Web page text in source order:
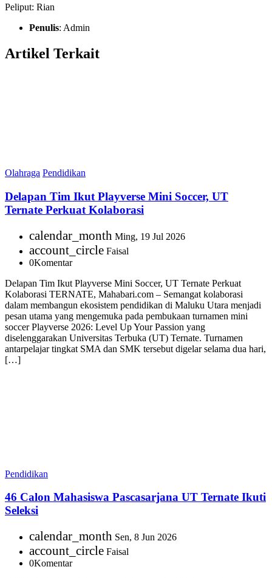
Peliput: Rian
Penulis: Admin
Artikel Terkait
Olahraga Pendidikan
Delapan Tim Ikut Playverse Mini Soccer, UT
Ternate Perkuat Kolaborasi
calendar_month Ming, 19 Jul 2026
account_circle Faisal
0Komentar
Delapan Tim Ikut Playverse Mini Soccer, UT Ternate Perkuat
Kolaborasi TERNATE, Mahabari.com – Semangat kolaborasi
dalam membangun ekosistem pendidikan di Maluku Utara menjadi
pesan utama yang mengemuka pada pembukaan turnamen mini
soccer Playverse 2026: Level Up Your Passion yang
diselenggarakan Universitas Terbuka (UT) Ternate. Turnamen
antarpelajar tingkat SMA dan SMK tersebut digelar selama dua hari,
[…]
Pendidikan
46 Calon Mahasiswa Pascasarjana UT Ternate Ikuti
Seleksi
calendar_month Sen, 8 Jun 2026
account_circle Faisal
0Komentar